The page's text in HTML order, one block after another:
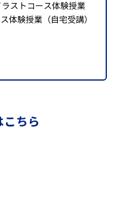
ストコース体験授業
体験授業（自宅受講）
ちら